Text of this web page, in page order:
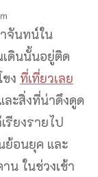
จันทน์ใน
เดินนั้นอยู่ติด
ง ที่เที่ยวเลย
ะสิ่งที่น่าดึงดูด
รียงรายไป
ย้อนยุค และ
น ในช่วงเช้า